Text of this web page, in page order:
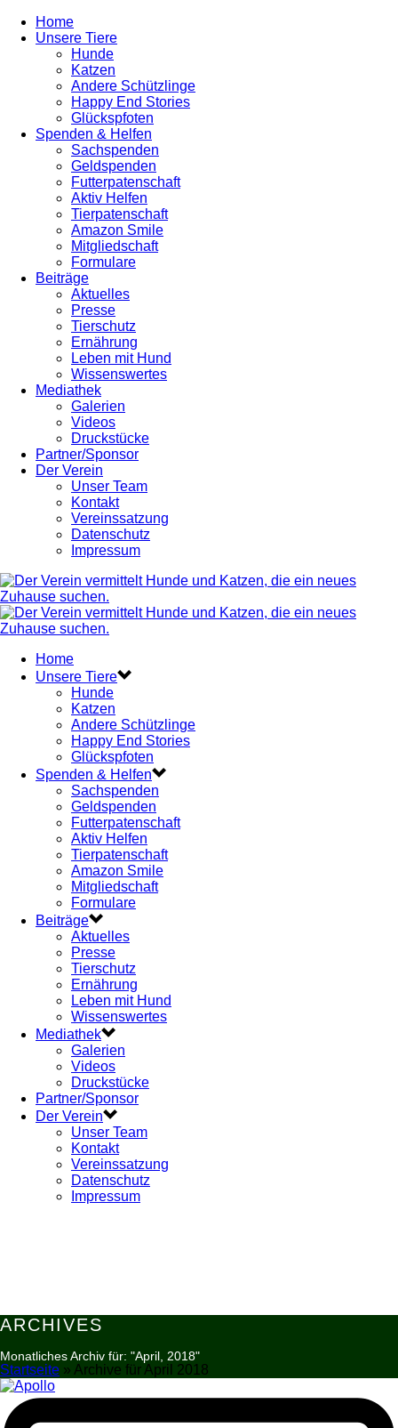
Home
Unsere Tiere
Hunde
Katzen
Andere Schützlinge
Happy End Stories
Glückspfoten
Spenden & Helfen
Sachspenden
Geldspenden
Futterpatenschaft
Aktiv Helfen
Tierpatenschaft
Amazon Smile
Mitgliedschaft
Formulare
Beiträge
Aktuelles
Presse
Tierschutz
Ernährung
Leben mit Hund
Wissenswertes
Mediathek
Galerien
Videos
Druckstücke
Partner/Sponsor
Der Verein
Unser Team
Kontakt
Vereinssatzung
Datenschutz
Impressum
Home
Unsere Tiere
Hunde
Katzen
Andere Schützlinge
Happy End Stories
Glückspfoten
Spenden & Helfen
Sachspenden
Geldspenden
Futterpatenschaft
Aktiv Helfen
Tierpatenschaft
Amazon Smile
Mitgliedschaft
Formulare
Beiträge
Aktuelles
Presse
Tierschutz
Ernährung
Leben mit Hund
Wissenswertes
Mediathek
Galerien
Videos
Druckstücke
Partner/Sponsor
Der Verein
Unser Team
Kontakt
Vereinssatzung
Datenschutz
Impressum
ARCHIVES
Monatliches Archiv für: "April, 2018"
Startseite » Archive für April 2018